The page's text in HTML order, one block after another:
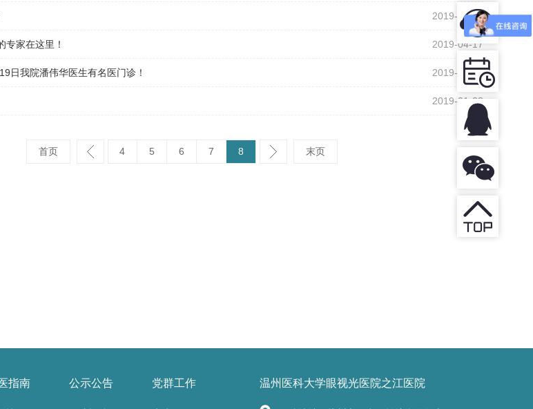
2019-05-31
2019-04-17
专家在这里！
2019-04-12
日我院潘伟华医生有名医门诊！
2019-01-28
首页 4 5 6 7 8 末页
指南 公示公告 党群工作 温州医科大学眼视光医院之江医院